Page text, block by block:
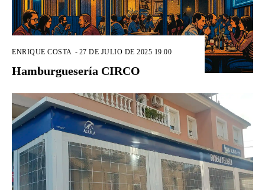
ENRIQUE COSTA - 27 DE JULIO DE 2025 19:00
Hamburguesería CIRCO